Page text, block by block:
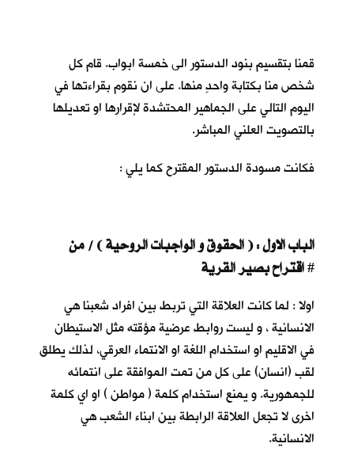
قمنا بتقسيم بنود الدستور الى خمسة ابواب. قام كل
شخص منا بكتابة واحدٍ منها. على ان نقوم بقراءتها في
اليوم التالي على الجماهير المحتشدة لإقرارها او تعديلها
بالتصويت العلني المباشر.
فكانت مسودة الدستور المقترح كما يلي :
الباب الاول : ( الحقوق و الواجبات الروحية ) / من
#
اولا : لما كانت العلاقة التي تربط بين افراد شعبنا هي
الانسانية ، و ليست روابط عرضية مؤقته مثل الاستيطان
في الاقليم او استخدام اللغة او الانتماء العرقي، لذلك يطلق
لقب (انسان) على كل من تمت الموافقة على انتمائه
للجمهورية. و يمنع استخدام كلمة ( مواطن ) او اي كلمة
اخرى لا تجعل العلاقة الرابطة بين ابناء الشعب هي
الانسانية.